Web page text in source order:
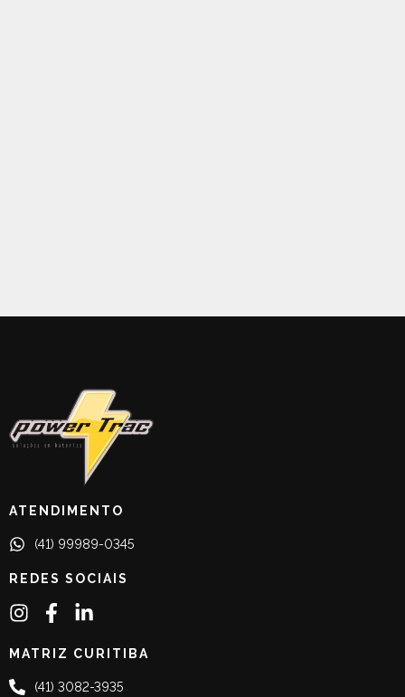
ATENDIMENTO
(41) 99989-0345
REDES SOCIAIS
MATRIZ CURITIBA
(41) 3082-3935